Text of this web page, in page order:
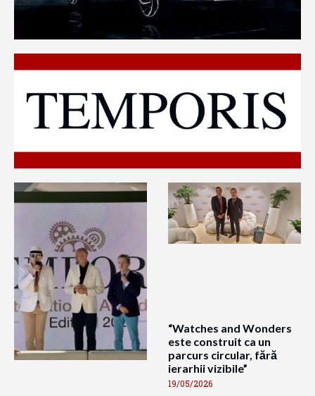
“Watches and Wonders
este construit ca un
parcurs circular, fără
ierarhii vizibile”
19/05/2026